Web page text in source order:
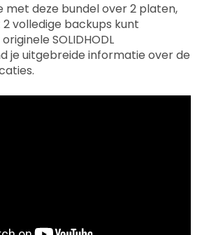
met deze bundel over 2 platen,
volledige backups kunt
SOLIDHODL
je uitgebreide informatie over de